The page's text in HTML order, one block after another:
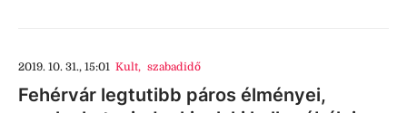
2019. 10. 31., 15:01 Kult, szabadidő
Fehérvár legtutibb páros élményei,